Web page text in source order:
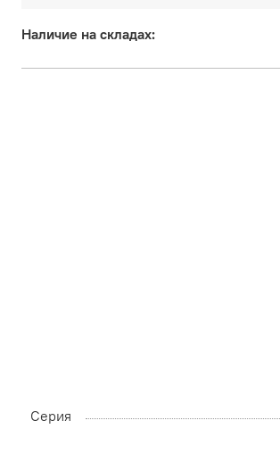
Наличие на складах:
Серия